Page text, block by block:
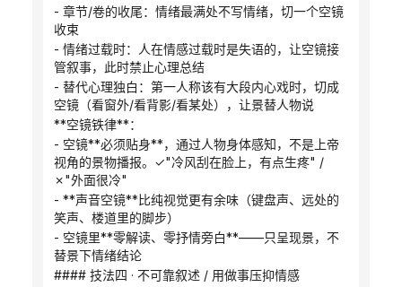
- 章节/卷的收尾：情绪最满处不写情绪，切一个空镜
收束
- 情绪过载时：人在情感过载时是失语的，让空镜接
管叙事，此时禁止心理总结
- 替代心理独白：第一人称该有大段内心戏时，切成
空镜（看窗外/看背影/看某处），让景替人物说
**空镜铁律**：
- 空镜**必须贴身**，通过人物身体感知，不是上帝
视角的景物播报。✓"冷风刮在脸上，有点生疼" /
✗"外面很冷"
- **声音空镜**比纯视觉更有余味（键盘声、远处的
笑声、楼道里的脚步）
- 空镜里**零解读、零抒情旁白**——只呈现景，不
替景下情绪结论
#### 技法四 · 不可靠叙述 / 用做事压抑情感